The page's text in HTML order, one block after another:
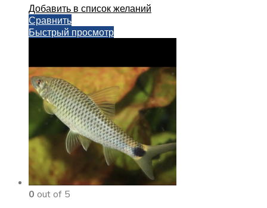
Добавить в список желаний
Сравнить
Быстрый просмотр
0 out of 5